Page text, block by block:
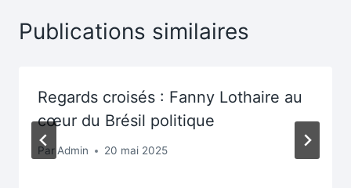
Publications similaires
Regards croisés : Fanny Lothaire au
cœur du Brésil politique
Par Admin 20 mai 2025